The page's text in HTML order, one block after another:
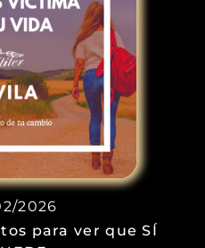
2026
para ver que SÍ